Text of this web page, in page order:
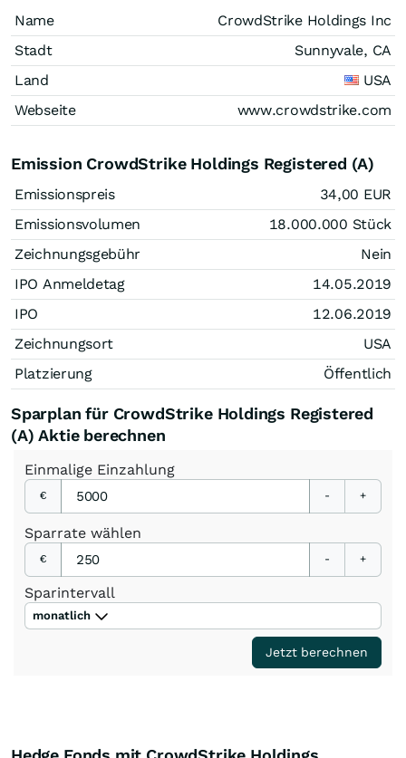
Name
CrowdStrike Holdings Inc
Stadt
Sunnyvale, CA
Land
USA
Webseite
www.crowdstrike.com
Emission CrowdStrike Holdings Registered (A)
Emissionspreis 34,00 EUR
Emissionsvolumen
18.000.000 Stück
Zeichnungsgebühr
Nein
IPO Anmeldetag
14.05.2019
IPO
12.06.2019
Zeichnungsort
USA
Platzierung
Öffentlich
Sparplan für CrowdStrike Holdings Registered
(A) Aktie berechnen
Einmalige Einzahlung
€ - +
Sparrate wählen
€ - +
Sparintervall
monatlich
Jetzt berechnen